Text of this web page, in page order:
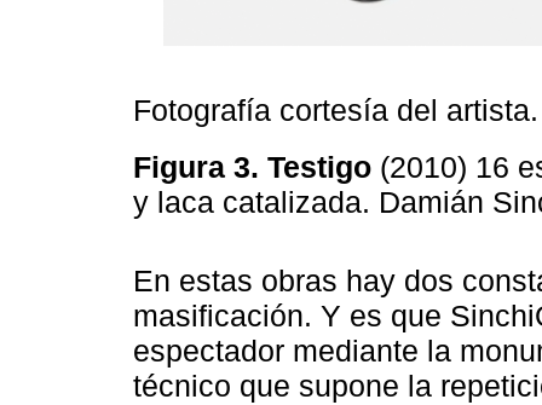
Fotografía cortesía del artista.
Figura 3. Testigo (2010) 16
y laca catalizada. Damián
En estas obras hay dos
masificación. Y es que
espectador mediante la
técnico que supone la